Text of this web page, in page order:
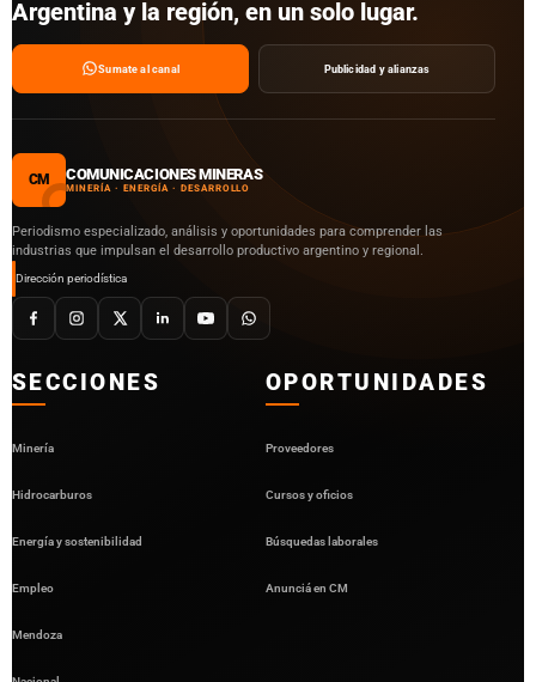
Argentina y la región, en un solo lugar.
Sumate al canal Publicidad y alianzas
CM COMUNICACIONES MINERAS
MINERÍA · ENERGÍA · DESARROLLO
Periodismo especializado, análisis y oportunidades para comprender las
industrias que impulsan el desarrollo productivo argentino y regional.
Dirección periodística
SECCIONES
Minería
Hidrocarburos
Energía y sostenibilidad
Empleo
Mendoza
OPORTUNIDADES
Proveedores
Cursos y oficios
Búsquedas laborales
Anunciá en CM